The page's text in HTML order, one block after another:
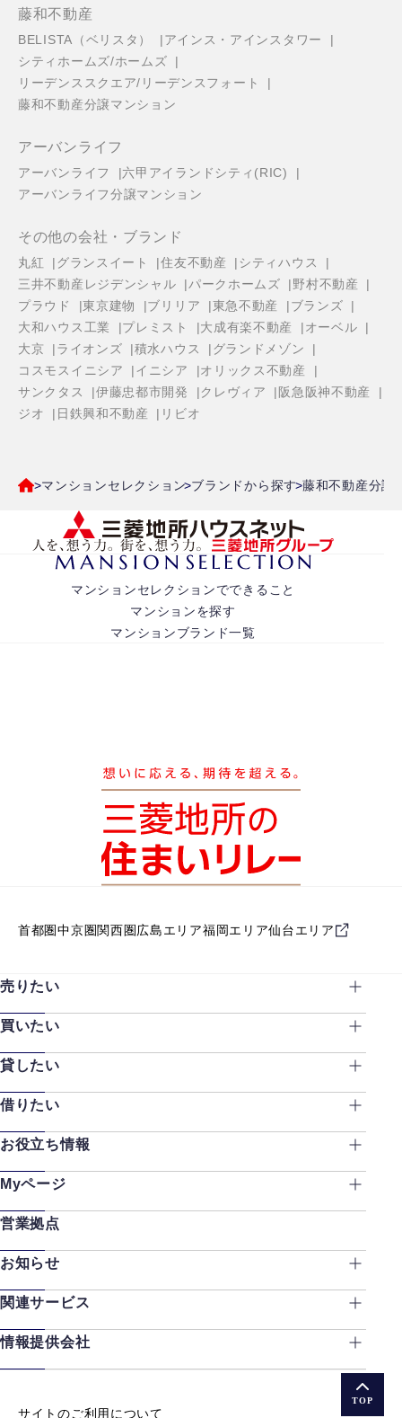
藤和不動産
BELISTA（ベリスタ）
アインス・アインスタワー
シティホームズ/ホームズ
リーデンススクエア/リーデンスフォート
藤和不動産分譲マンション
アーバンライフ
アーバンライフ
六甲アイランドシティ(RIC)
アーバンライフ分譲マンション
その他の会社・ブランド
丸紅 グランスイート 住友不動産
シティハウス
三井不動産レジデンシャル
パークホームズ
野村不動産
プラウド
東京建物 ブリリア 東急不動産
ブランズ
大和ハウス工業
プレミスト 大成有楽不動産
オーベル
大京
ライオンズ 積水ハウス
グランドメゾン
コスモスイニシア
イニシア
オリックス不動産
サンクタス
伊藤忠都市開発 クレヴィア
阪急阪神不動産
ジオ
日鉄興和不動産 リビオ
マンションセレクション ブランドから探す 藤和不動産分譲
マンションセレクションでできること
マンションを探す
マンションブランド一覧
首都圏中京圏関西圏広島エリア福岡エリア仙台エリア
売りたい
買いたい
貸したい
借りたい
お役立ち情報
Myページ
営業拠点
お知らせ
関連サービス
情報提供会社
サイトのご利用について
TOP